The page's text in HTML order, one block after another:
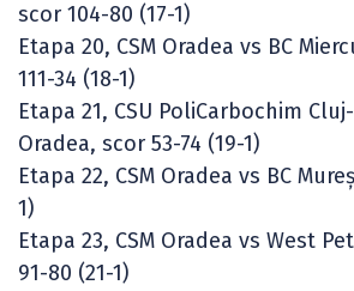
scor 104-80 (17-1)
Etapa 20, CSM Oradea vs BC
111-34 (18-1)
Etapa 21, CSU PoliCarbochim
Oradea, scor 53-74 (19-1)
Etapa 22, CSM Oradea vs BC
1)
Etapa 23, CSM Oradea vs West
91-80 (21-1)